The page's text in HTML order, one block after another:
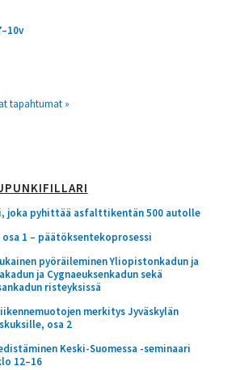
tapahtumat »
joka pyhittää asfalttikentän 500 autolle
1 – päätöksentekoprosessi
pyöräileminen Yliopistonkadun ja
ja Cygnaeuksenkadun sekä
risteyksissä
merkitys Jyväskylän
osa 2
Keski-Suomessa -seminaari
12–16